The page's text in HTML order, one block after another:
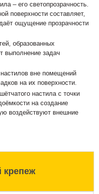
– его светопрозрачность.
поверхности составляет,
ощущение прозрачности
образованных
выполнение задач
вне помещений
на их поверхности.
настила с точки
на создание
воздействуют внешние
крепеж